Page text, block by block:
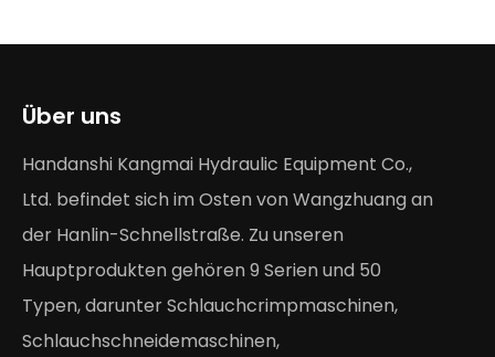
Über uns
Handanshi Kangmai Hydraulic Equipment Co.,
Ltd. befindet sich im Osten von Wangzhuang an
der Hanlin-Schnellstraße. Zu unseren
Hauptprodukten gehören 9 Serien und 50
Typen, darunter Schlauchcrimpmaschinen,
Schlauchschneidemaschinen,